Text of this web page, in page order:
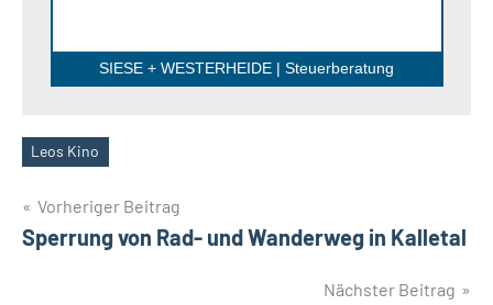
SIESE + WESTERHEIDE | Steuerberatung
Schlagwörter
Leos Kino
Beitragsnavigation
Vorheriger Beitrag
Sperrung von Rad- und Wanderweg in Kalletal
Nächster Beitrag